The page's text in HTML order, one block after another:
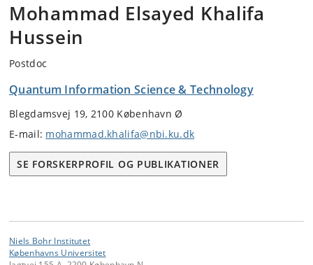
Mohammad Elsayed Khalifa
Hussein
Postdoc
Quantum Information Science & Technology
Blegdamsvej 19, 2100 København Ø
E-mail: mohammad.khalifa@nbi.ku.dk
SE FORSKERPROFIL OG PUBLIKATIONER
Niels Bohr Institutet
Københavns Universitet